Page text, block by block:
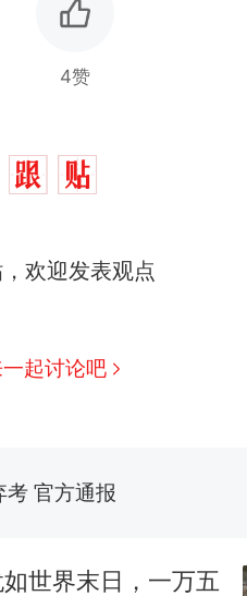
4赞
欢迎发表观点
起讨论吧
，因老师一句“跟我回家
么？
菌窝，原地守1天等它长
官方通报
世界末日，一万五